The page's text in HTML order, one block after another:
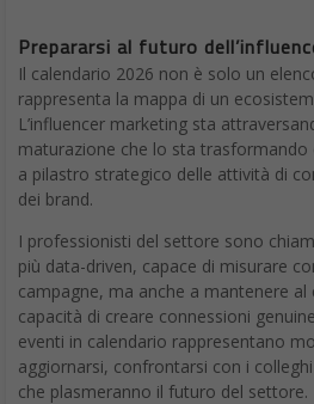
Prepararsi al futuro
Il calendario 2026 non è solo un
rappresenta la mappa di un
L’influencer marketing sta
maturazione che lo sta
a pilastro strategico delle attività di
dei brand.
I professionisti del settore sono
più data-driven, capace di misurare
campagne, ma anche a mantenere al
capacità di creare connessioni
eventi in calendario rappresentano
aggiornarsi, confrontarsi con i
che plasmeranno il futuro del settore.